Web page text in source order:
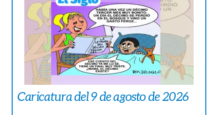
Caricatura del 9 de agosto de 2026